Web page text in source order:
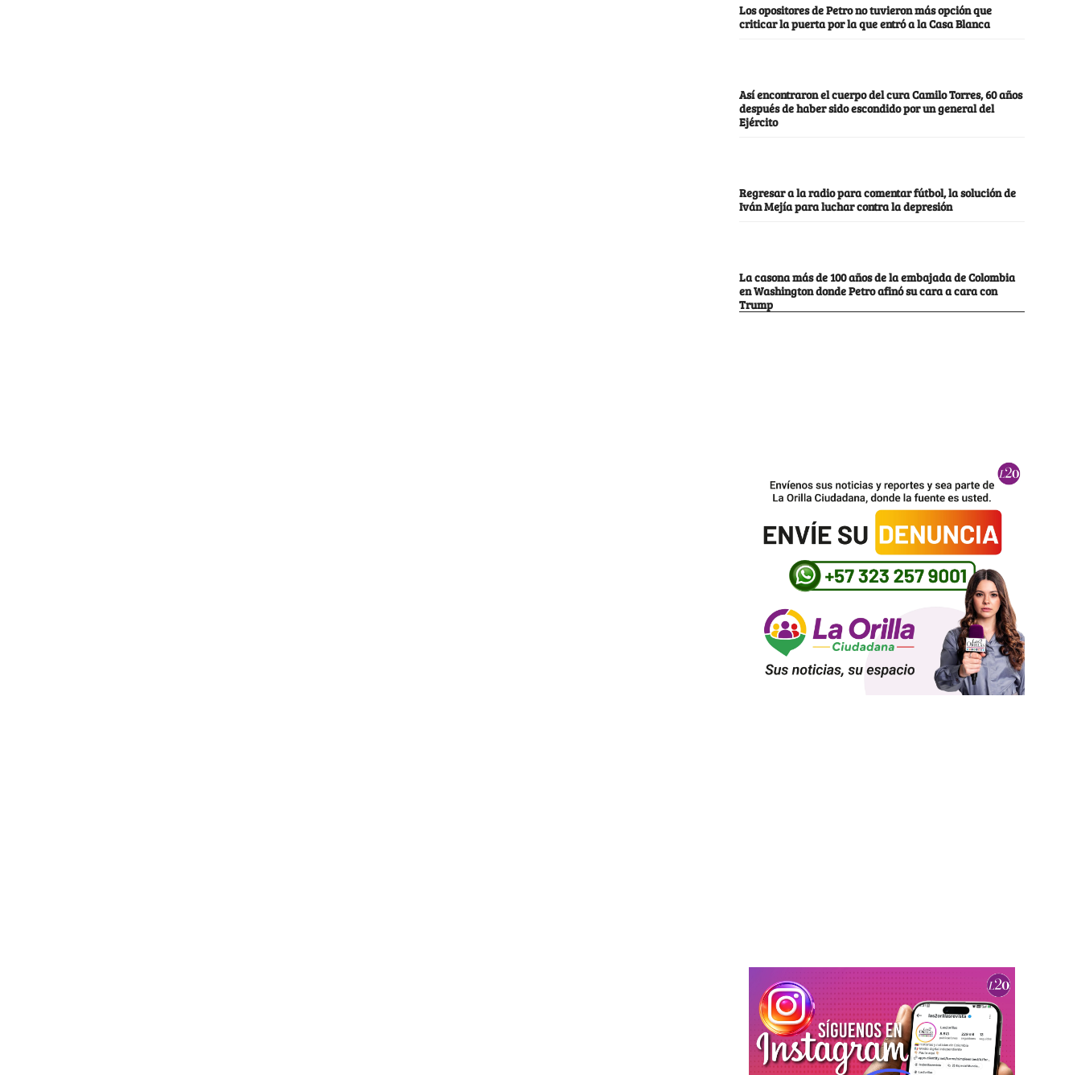
Los opositores de Petro no tuvieron más opción que
criticar la puerta por la que entró a la Casa Blanca
Así encontraron el cuerpo del cura Camilo Torres, 60 años
después de haber sido escondido por un general del
Ejército
Regresar a la radio para comentar fútbol, la solución de
Iván Mejía para luchar contra la depresión
La casona más de 100 años de la embajada de Colombia
en Washington donde Petro afinó su cara a cara con
Trump